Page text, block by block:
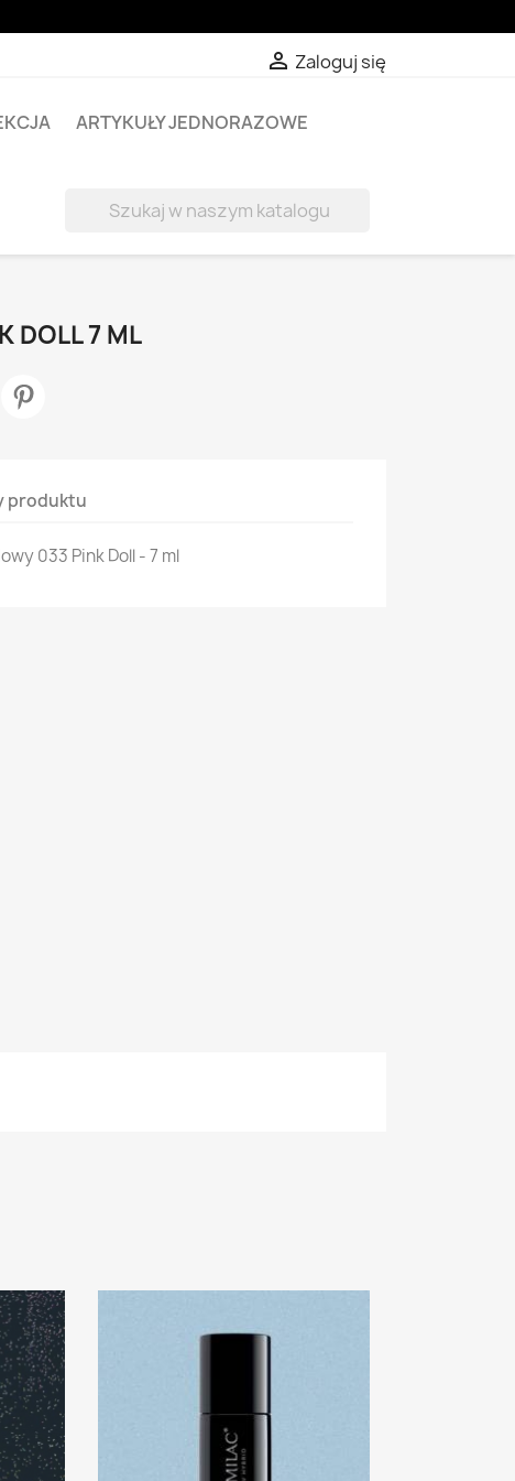
 Zaloguj się
ARTYKUŁY JEDNORAZOWE

DOLL 7 ML
produktu
033 Pink Doll - 7 ml